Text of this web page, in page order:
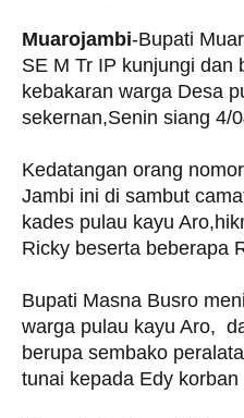
Muarojambi-Bupati
SE M Tr IP kunjungi dan
kebakaran warga Desa
sekernan,Senin siang 4/
Kedatangan orang
Jambi ini di sambut
kades pulau kayu
Ricky beserta beberapa
Bupati Masna Busro
warga pulau kayu Aro,
berupa sembako
tunai kepada Edy korban